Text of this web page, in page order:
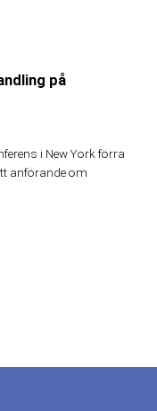
på
i New York förra
anförande om